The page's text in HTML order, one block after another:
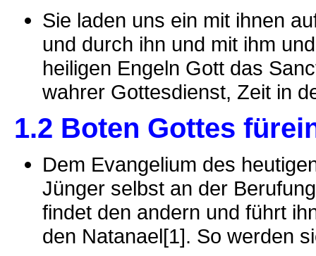
Sie laden uns ein mit ihnen
und durch ihn und mit ihm
heiligen Engeln Gott das
wahrer Gottesdienst, Zeit in
1.2 Boten Gottes
Dem Evangelium des
Jünger selbst an der
findet den andern und führt
den Natanael[1]. So werden